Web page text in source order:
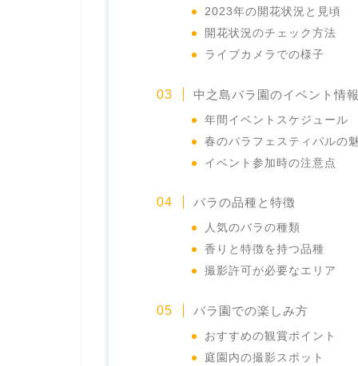
2023年の開花状況と見頃
開花状況のチェック方法
ライブカメラでの様子
中之島バラ園のイベント情
年間イベントスケジュール
春のバラフェスティバルの
イベント参加時の注意点
バラの品種と特徴
人気のバラの種類
香りと特徴を持つ品種
撮影許可が必要なエリア
バラ園での楽しみ方
おすすめの観賞ポイント
庭園内の撮影スポット